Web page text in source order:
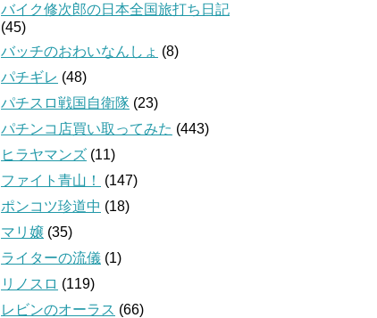
バイク修次郎の日本全国旅打ち日記
(45)
バッチのおわいなんしょ (8)
パチギレ (48)
パチスロ戦国自衛隊 (23)
パチンコ店買い取ってみた (443)
ヒラヤマンズ (11)
ファイト青山！
(147)
ポンコツ珍道中 (18)
マリ嬢 (35)
ライターの流儀 (1)
リノスロ (119)
レビンのオーラス (66)